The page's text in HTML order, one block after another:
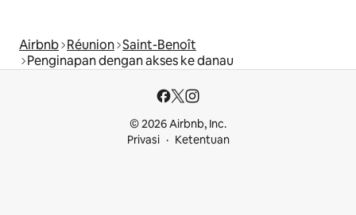
Airbnb Réunion Saint-Benoît
Penginapan dengan akses ke danau
© 2026 Airbnb, Inc.
Privasi
Ketentuan